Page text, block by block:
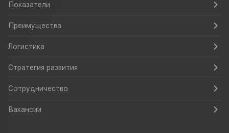
Показатели
Преимущества
Логистика
Стратегия развития
Сотрудничество
Вакансии